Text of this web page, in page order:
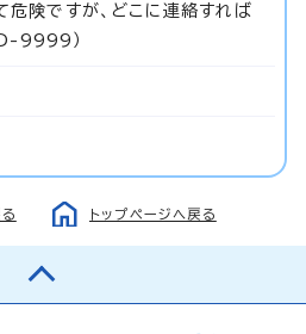
危険ですが、どこに連絡すれば
9999）
トップページへ戻る